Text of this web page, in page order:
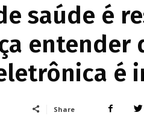
saúde é
entender
é
Share